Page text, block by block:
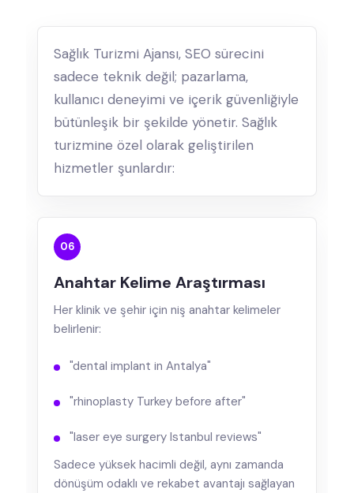
Sağlık Turizmi Ajansı, SEO sürecini
sadece teknik değil; pazarlama,
kullanıcı deneyimi ve içerik güvenliğiyle
bütünleşik bir şekilde yönetir. Sağlık
turizmine özel olarak geliştirilen
hizmetler şunlardır:
06
Anahtar Kelime Araştırması
Her klinik ve şehir için niş anahtar kelimeler
belirlenir:
"dental implant in Antalya"
"rhinoplasty Turkey before after"
"laser eye surgery Istanbul reviews"
Sadece yüksek hacimli değil, aynı zamanda
dönüşüm odaklı ve rekabet avantajı sağlayan